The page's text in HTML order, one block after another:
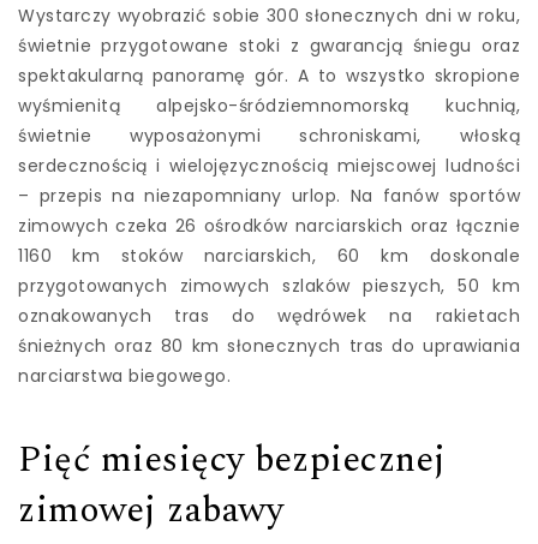
Wystarczy wyobrazić sobie 300 słonecznych dni w roku,
świetnie przygotowane stoki z gwarancją śniegu oraz
spektakularną panoramę gór. A to wszystko skropione
wyśmienitą alpejsko-śródziemnomorską kuchnią,
świetnie wyposażonymi schroniskami, włoską
serdecznością i wielojęzycznością miejscowej ludności
– przepis na niezapomniany urlop. Na fanów sportów
zimowych czeka 26 ośrodków narciarskich oraz łącznie
1160 km stoków narciarskich, 60 km doskonale
przygotowanych zimowych szlaków pieszych, 50 km
oznakowanych tras do wędrówek na rakietach
śnieżnych oraz 80 km słonecznych tras do uprawiania
narciarstwa biegowego.
Pięć miesięcy bezpiecznej
zimowej zabawy